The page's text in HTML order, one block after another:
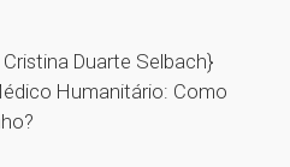
Duarte Selbach}
Humanitário: Como